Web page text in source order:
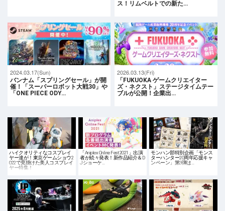
ス！リムベルトでの新た…
2024.03.17(Sun)
バンナム「スプリングセール」が開
催！「スーパーロボット大戦30」や
「ONE PIECE ODY…
2026.03.13(Fri)
「FUKUOKA ゲームクリエイター
ズ・ネクスト」ステージタイムテー
ブルが公開！企業出…
ハイクオリティなコスプレイ
ヤー達が！東京ゲームショウ2
022で見掛けた美人コスプレイ
ヤー特集！
「Aniplex Online Fest 2021」出演
者が続々発表！新作品紹介＆D
Jショーケ…
モンハン部特別企画「モンス
ターハンター20周年応援キャ
ンペーン」第3弾は…